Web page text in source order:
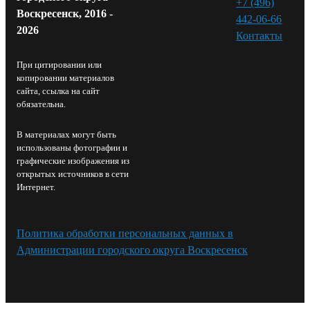
Воскресенск, 2016 -
2026
При цитировании или
копировании материалов
сайта, ссылка на сайт
обязательна.
В материалах могут быть
использованы фотографии и
графические изображения из
открытых источников в сети
Интернет.
442-06-66
Контакты⁠
Политика обработки персональных данных в
Администрации городского округа Воскресенск